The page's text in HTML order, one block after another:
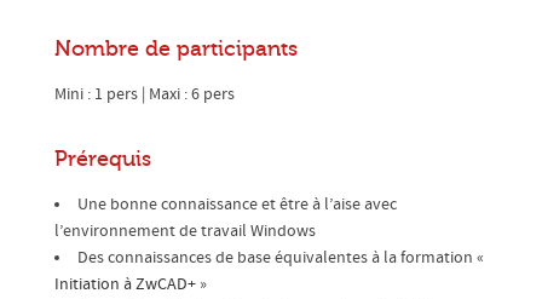
Nombre de participants
Mini : 1 pers | Maxi : 6 pers
Prérequis
Une bonne connaissance et être à l’aise avec
l’environnement de travail Windows
Des connaissances de base équivalentes à la formation «
Initiation à ZwCAD+ »